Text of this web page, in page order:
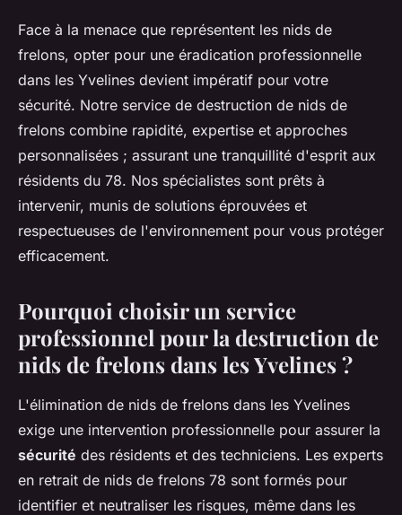
Destruction nid de frelon 78 :
service rapide et sécurisé
Zélie•3 juin 2024 •3 min de lecture
Face à la menace que représentent les nids de
frelons, opter pour une éradication professionnelle
dans les Yvelines devient impératif pour votre
sécurité. Notre service de destruction de nids de
frelons combine rapidité, expertise et approches
personnalisées ; assurant une tranquillité d'esprit aux
résidents du 78. Nos spécialistes sont prêts à
intervenir, munis de solutions éprouvées et
respectueuses de l'environnement pour vous protéger
efficacement.
Pourquoi choisir un service
professionnel pour la destruction de
nids de frelons dans les Yvelines ?
L'élimination de nids de frelons dans les Yvelines
exige une intervention professionnelle pour assurer la
sécurité des résidents et des techniciens. Les experts
en retrait de nids de frelons 78 sont formés pour
identifier et neutraliser les risques, même dans les